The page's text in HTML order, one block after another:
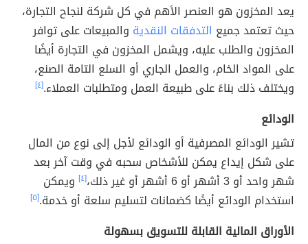
يعد المخزون هو العنصر الأهم في كل شركة لنجاح التجارة،
حيث تعتمد جميع التدفقات النقدية والمبيعات على توافر
المخزون والطلب عليه، ويشمل المخزون في التجارة أيضًا
على المواد الخام، والعمل الجاري أو السلع التامة الصنع،
ويختلف ذلك بناءً على طبيعة العمل ومتطلبات العملاء.[٤]
الودائع
تشير الودائع المصرفية أو الودائع لأجل إلى نوع من المال
على شكل إيداع يمكن للأشخاص سحبه في وقت آخر بعد
شهر واحد أو 3 أشهر أو 6 أشهر أو غير ذلك،
[٤]
ويمكن
استخدام الودائع أيضًا كضمانات لتسليم سلعة أو خدمة.[٥]
الأوراق المالية القابلة للتسويق بسهولة